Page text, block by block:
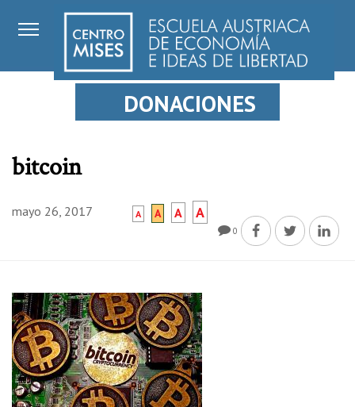
DONACIONES
bitcoin
mayo 26, 2017 A A A A
0